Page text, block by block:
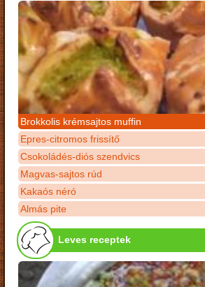
Brokkolis krémsajtos muffin
Epres-citromos frissítő
Csokoládés-diós szendvics
Magvas-sajtos rúd
Kakaós néró
Almás pite
Leves receptek